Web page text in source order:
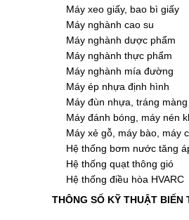
Máy xeo giấy, bao bì giấy
Máy nghành cao su
Máy nghành dược phẩm
Máy nghành thực phẩm
Máy nghành mía đường
Máy ép nhựa định hình
Máy đùn nhựa, tráng màng
Máy đánh bóng, máy nén
Máy xẻ gỗ, máy bào, máy
Hệ thống bơm nước tăng
Hệ thống quạt thông gió
Hệ thống điều hòa HVARC
THÔNG SỐ KỸ THUẬT BIẾN